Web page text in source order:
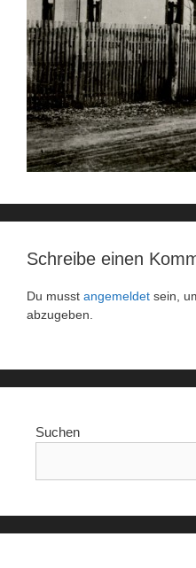
Schreibe einen
Du musst angemeldet sein,
abzugeben.
Suchen